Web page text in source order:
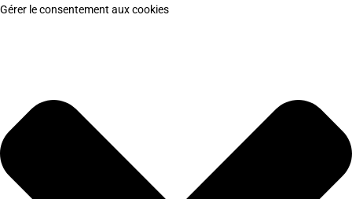
Gérer le consentement aux cookies